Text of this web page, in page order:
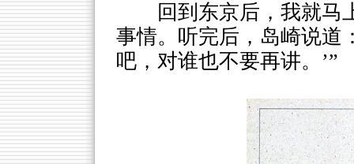
回到东京后，我就马
事情。听完后，岛崎说道
吧，对谁也不要再讲。’”